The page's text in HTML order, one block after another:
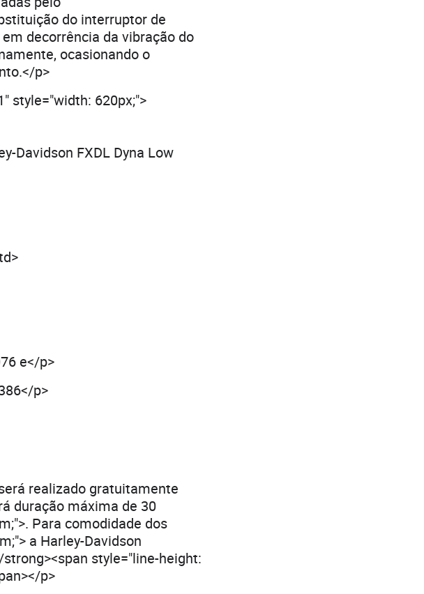
do interruptor de
decorrência da vibração do
ocasionando o
p>
style="width: 620px;">
Davidson FXDL Dyna Low
e</p>
p>
realizado gratuitamente
duração máxima de 30
Para comodidade dos
a Harley-Davidson
style="line-height:
p>